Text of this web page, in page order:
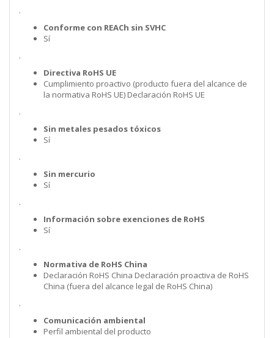
.
Conforme con REACh sin SVHC
Sí
.
Directiva RoHS UE
Cumplimiento proactivo (producto fuera del alcance de
la normativa RoHS UE) Declaración RoHS UE
.
Sin metales pesados tóxicos
Sí
.
Sin mercurio
Sí
.
Información sobre exenciones de RoHS
Sí
.
Normativa de RoHS China
Declaración RoHS China Declaración proactiva de RoHS
China (fuera del alcance legal de RoHS China)
.
Comunicación ambiental
Perfil ambiental del producto